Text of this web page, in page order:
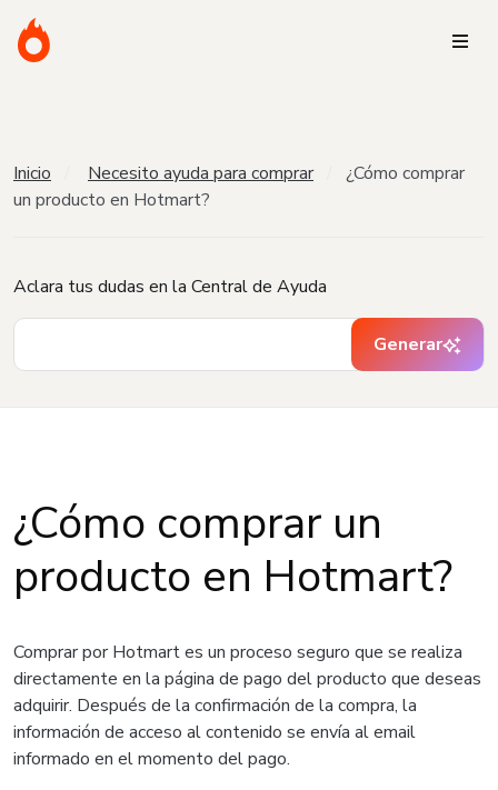
Inicio Necesito ayuda para comprar
¿Cómo comprar
un producto en Hotmart?
Aclara tus dudas en la Central de Ayuda
Generar
¿Cómo comprar un
producto en Hotmart?
Comprar por Hotmart es un proceso seguro que se realiza
directamente en la página de pago del producto que deseas
adquirir. Después de la confirmación de la compra, la
información de acceso al contenido se envía al email
informado en el momento del pago.